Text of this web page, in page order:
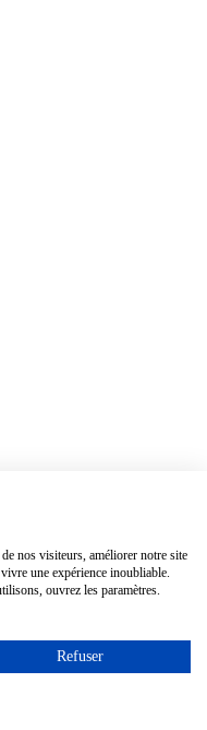
nos visiteurs, améliorer notre site
une expérience inoubliable.
ouvrez les paramètres.
Refuser